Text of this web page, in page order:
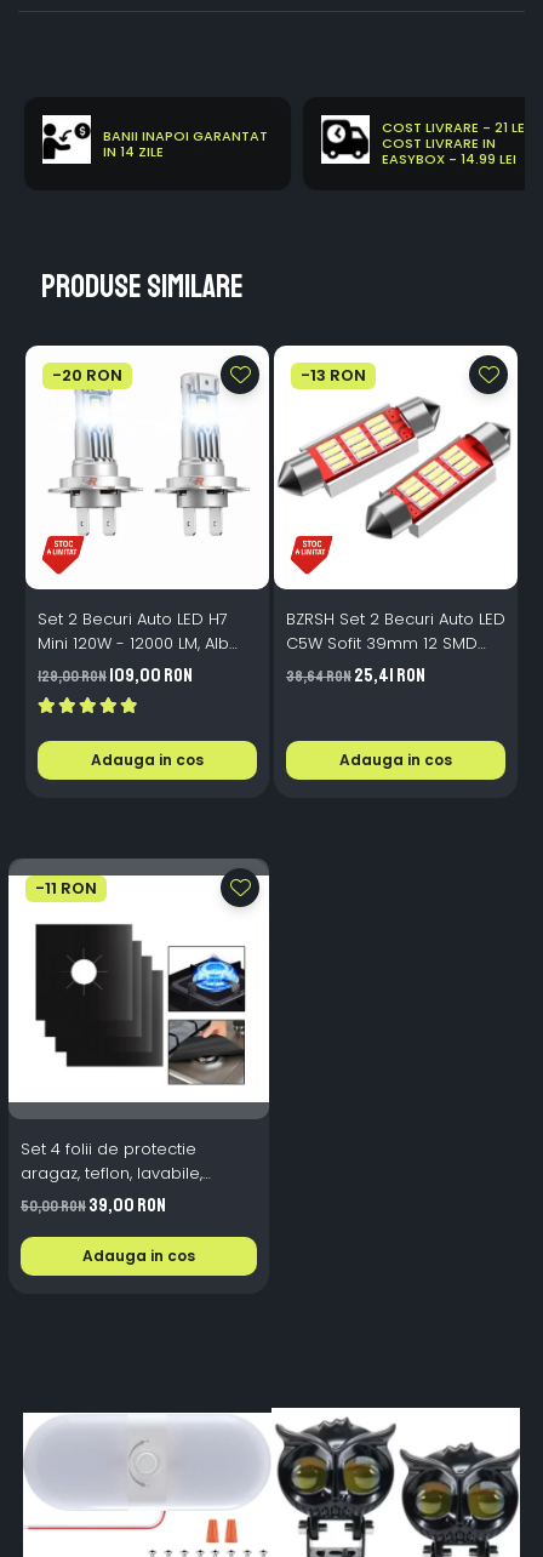
BANII INAPOI GARANTAT
IN 14 ZILE
COST LIVRARE - 21 LEI
COST LIVRARE IN
EASYBOX - 14.99 LEI
Produse similare
-20 RON
Set 2 Becuri Auto LED H7
Mini 120W - 12000 LM, Alb
Rece 6500K, Canbus
Integrat + Ventilator Răcire,
Plug & Play, 12-18V
129,00 RON109,00 RON
Adauga in cos
-13 RON
BZRSH Set 2 Becuri Auto LED
C5W Sofit 39mm 12 SMD
Canbus Fara Eroare
38,64 RON25,41 RON
Adauga in cos
-11 RON
Set 4 folii de protectie
aragaz, teflon, lavabile,
reutilizabile, Negru/Gri
50,00 RON39,00 RON
Adauga in cos